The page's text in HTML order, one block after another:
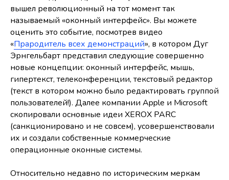
вышел революционный на тот момент так
называемый «оконный интерфейс». Вы можете
оценить это событие, посмотрев видео
«Прародитель всех демонстраций», в котором Дуг
Эрнгельбарт представил следующие совершенно
новые концепции: оконный интерфейс, мышь,
гипертекст, телеконференции, текстовый редактор
(текст в котором можно было редактировать группой
пользователей!). Далее компании Apple и Microsoft
скопировали основные идеи XEROX PARC
(санкционировано и не совсем), усовершенствовали
их и создали собственные коммерческие
операционные оконные системы.
Относительно недавно по историческим меркам